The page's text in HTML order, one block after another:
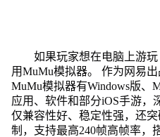
如果玩家想在电脑上游
用MuMu模拟器。 作为网易出
MuMu模拟器有Windows版、
应用、软件和部分iOS手游，
仅兼容性好、稳定性强，还
制，支持最高240帧高帧率，